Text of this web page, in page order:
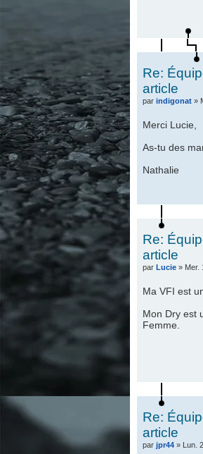
Re:
article
par indigonat»
Merci Lucie,
As-tu des
Nathalie
Re:
article
par Lucie» Mer.
Ma VFI est
Mon Dry est
Femme.
Re:
article
par jpr44» Lun.